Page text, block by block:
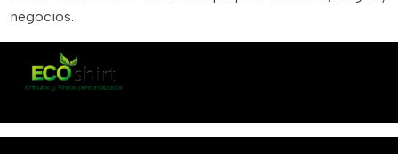
negocios.